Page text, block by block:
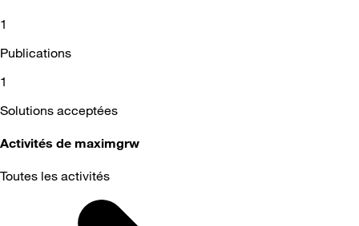
1
Publications
1
Solutions acceptées
Activités de maximgrw
Toutes les activités